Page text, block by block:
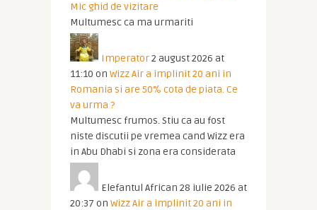
Mic ghid de vizitare
Multumesc ca ma urmariti
Imperator2 august 2026 at
11:10 on Wizz Air a implinit 20 ani in
Romania si are 50% cota de piata. Ce
va urma ?
Multumesc frumos. Stiu ca au fost
niste discutii pe vremea cand Wizz era
in Abu Dhabi si zona era considerata
Elefantul African 28 iulie 2026 at
20:37 on Wizz Air a implinit 20 ani in